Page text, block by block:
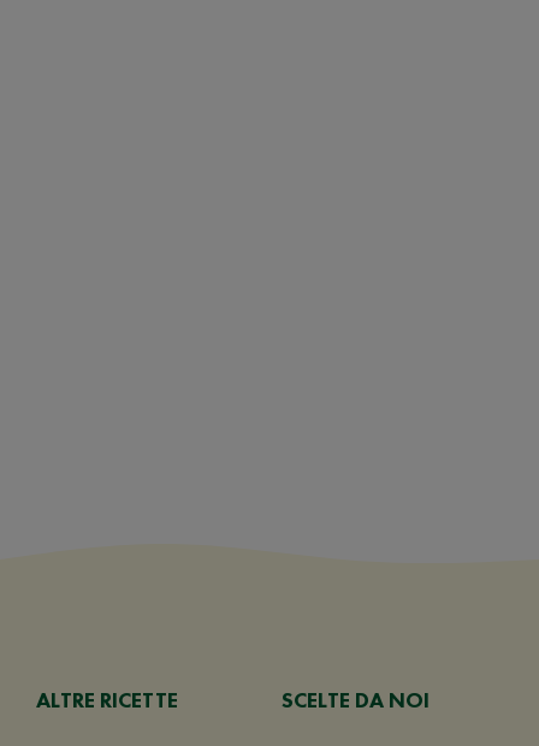
ALTRE RICETTE SCELTE DA NOI